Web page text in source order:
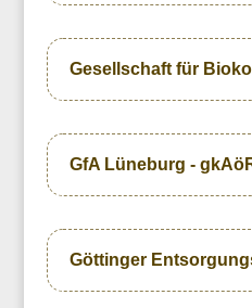
Gesellschaft für
GfA Lüneburg -
Göttinger